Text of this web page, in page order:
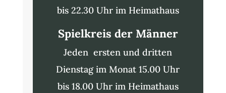
bis 22.30 Uhr im Heimathaus
Spielkreis der Männer
Jeden ersten und dritten
Dienstag im Monat 15.00 Uhr
bis 18.00 Uhr im Heimathaus